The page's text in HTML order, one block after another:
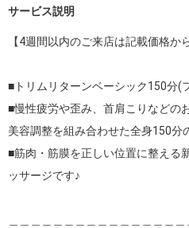
サービス説明
【4週間以内のご来店は記載価格か
■トリムリターンベーシック150分(
■慢性疲労や歪み、首肩こりなどの
美容調整を組み合わせた全身150分
■筋肉・筋膜を正しい位置に整える
ッサージです♪